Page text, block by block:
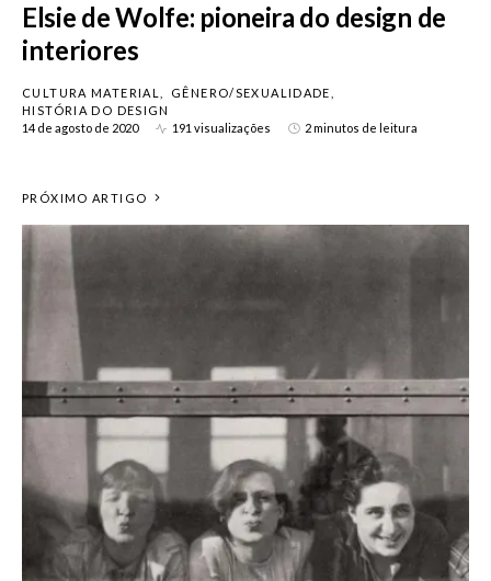
Elsie de Wolfe: pioneira do design de
interiores
CULTURA MATERIAL
GÊNERO/SEXUALIDADE
HISTÓRIA DO DESIGN
14 de agosto de 2020
191 visualizações 2 minutos de leitura
PRÓXIMO ARTIGO